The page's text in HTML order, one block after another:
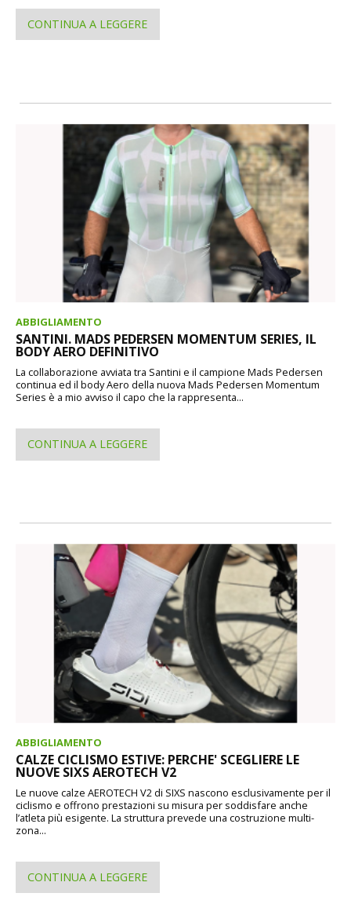
CONTINUA A LEGGERE
ABBIGLIAMENTO
SANTINI. MADS PEDERSEN MOMENTUM SERIES, IL
BODY AERO DEFINITIVO
La collaborazione avviata tra Santini e il campione Mads Pedersen
continua ed il body Aero della nuova Mads Pedersen Momentum
Series è a mio avviso il capo che la rappresenta...
CONTINUA A LEGGERE
ABBIGLIAMENTO
CALZE CICLISMO ESTIVE: PERCHE' SCEGLIERE LE
NUOVE SIXS AEROTECH V2
Le nuove calze AEROTECH V2 di SIXS nascono esclusivamente per il
ciclismo e offrono prestazioni su misura per soddisfare anche
l’atleta più esigente. La struttura prevede una costruzione multi-
zona...
CONTINUA A LEGGERE